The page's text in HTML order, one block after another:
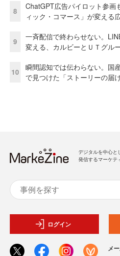
8
ChatGPT広告パイロット参
ィック・コマース」が変える
9
一斉配信で終わらせない。
変える、カルビーとＵＴグル
10
瞬間認知では伝わらない。国
で見つけた「ストーリーの届け
デジタルを中心と
発信するマーケテ
ログイン
メ